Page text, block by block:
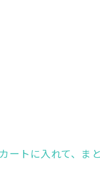
トに入れて、ま